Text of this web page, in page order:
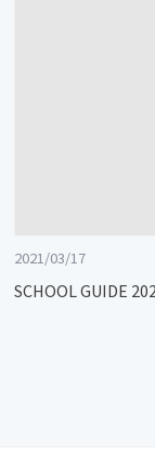
2021/03/17
SCHOOL GUIDE